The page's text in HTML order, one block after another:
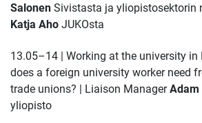
Salonen Sivistasta ja yliopistosektorin
Katja Aho JUKOsta
13.05–14 | Working at the university
does a foreign university worker need
trade unions? | Liaison ManagerAdam
yliopisto